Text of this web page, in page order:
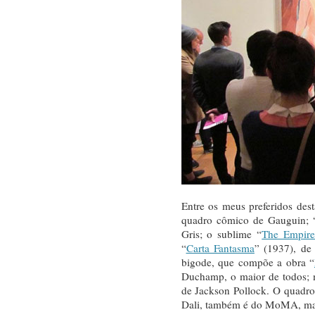
Entre os meus preferidos
quadro cômico de Gauguin;
Gris; o sublime “The
“Carta Fantasma” (1937), de
bigode, que compõe a obra “
Duchamp, o maior de todos;
de Jackson Pollock. O
Dali, também é do MoMA,